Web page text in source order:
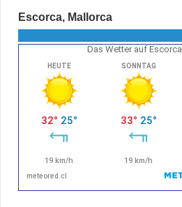
Escorca, Mallorca
Das Wetter auf Escorca